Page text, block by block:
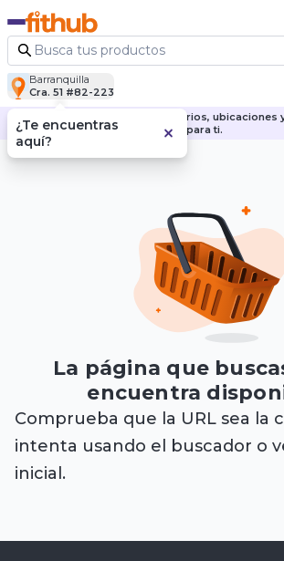
Barranquilla
Cra. 51 #82-223
Descubre nuestras sedes, horarios,
para ti.
La página que
encuentra
Comprueba que la URL sea la
intenta usando el buscador o
inicial.
¿Te encuentras
aquí?